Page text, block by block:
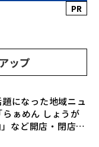
PR
ップ
になった地域ニュ
ぁめん しょうが
など開店・閉店の
紹介♪